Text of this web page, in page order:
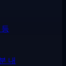
내